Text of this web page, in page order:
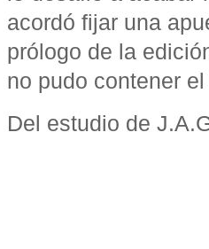
acordó fijar una
prólogo de la
no pudo contener
Del estudio de